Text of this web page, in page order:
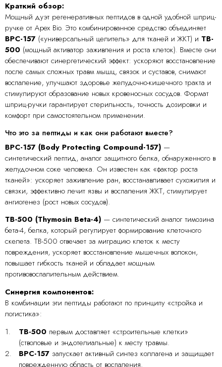
Краткий обзор:
Мощный дуэт регенеративных пептидов в одной удобной шприц-
ручке от Apex Bio. Это комбинированное средство объединяет
BPC-157 («универсальный целитель» для тканей и ЖКТ) и TB-
500 (мощный активатор заживления и роста клеток). Вместе они
обеспечивают синергетический эффект: ускоряют восстановление
после самых сложных травм мышц, связок и суставов, снимают
воспаление, улучшают здоровье желудочно-кишечного тракта и
стимулируют образование новых кровеносных сосудов. Формат
шприц-ручки гарантирует стерильность, точность дозировки и
комфорт при самостоятельном применении.
Что это за пептиды и как они работают вместе?
BPC-157 (Body Protecting Compound-157) —
синтетический пептид, аналог защитного белка, обнаруженного в
желудочном соке человека. Он известен как «фактор роста
тканей»: ускоряет заживление ран, восстанавливает сухожилия и
связки, эффективно лечит язвы и воспаления ЖКТ, стимулирует
ангиогенез (рост новых сосудов).
TB-500 (Thymosin Beta-4) — синтетический аналог тимозина
бета-4, белка, который регулирует формирование клеточного
скелета. TB-500 отвечает за миграцию клеток к месту
повреждения, ускоряет восстановление мышечных волокон,
повышает гибкость тканей и обладает мощным
противовоспалительным действием.
Синергия компонентов:
В комбинации эти пептиды работают по принципу «стройка и
логистика»:
TB-500 первым доставляет «строительные клетки»
(стволовые и эндотелиальные) к месту травмы.
BPC-157запускает активный синтез коллагена и защищает
поврежденную область от воспаления.